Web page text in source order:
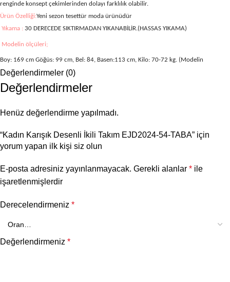
renginde konsept çekimlerinden dolayı farklılık olabilir.
Ürün Özelliği:Yeni sezon tesettür moda ürünüdür
Yıkama : 30 DERECEDE SIKTIRMADAN YIKANABİLİR.(HASSAS YIKAMA)
Modelin ölçüleri;
Boy: 169 cm Göğüs: 99 cm, Bel: 84, Basen:113 cm, Kilo: 70-72 kg. (Modelin
üzerindeki ürün 2 bedendir).
Değerlendirmeler (0)
Değerlendirmeler
Henüz değerlendirme yapılmadı.
“Kadın Karışık Desenli İkili Takım EJD2024-54-TABA” için
yorum yapan ilk kişi siz olun
E-posta adresiniz yayınlanmayacak. Gerekli alanlar * ile
işaretlenmişlerdir
Derecelendirmeniz *
Değerlendirmeniz *